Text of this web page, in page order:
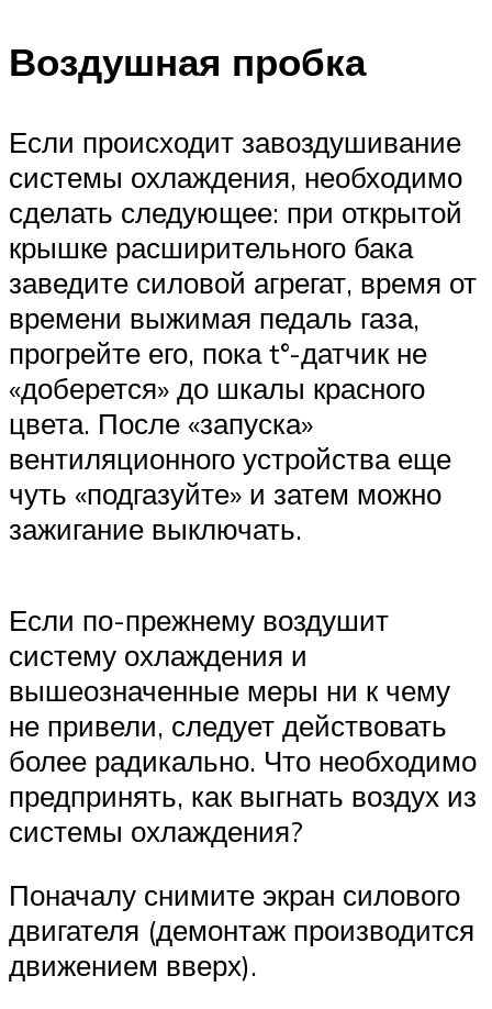
Воздушная пробка
Если происходит завоздушивание
системы охлаждения, необходимо
сделать следующее: при открытой
крышке расширительного бака
заведите силовой агрегат, время от
времени выжимая педаль газа,
прогрейте его, пока t°-датчик не
«доберется» до шкалы красного
цвета. После «запуска»
вентиляционного устройства еще
чуть «подгазуйте» и затем можно
зажигание выключать.
Если по-прежнему воздушит
систему охлаждения и
вышеозначенные меры ни к чему
не привели, следует действовать
более радикально. Что необходимо
предпринять, как выгнать воздух из
системы охлаждения?
Поначалу снимите экран силового
двигателя (демонтаж производится
движением вверх).